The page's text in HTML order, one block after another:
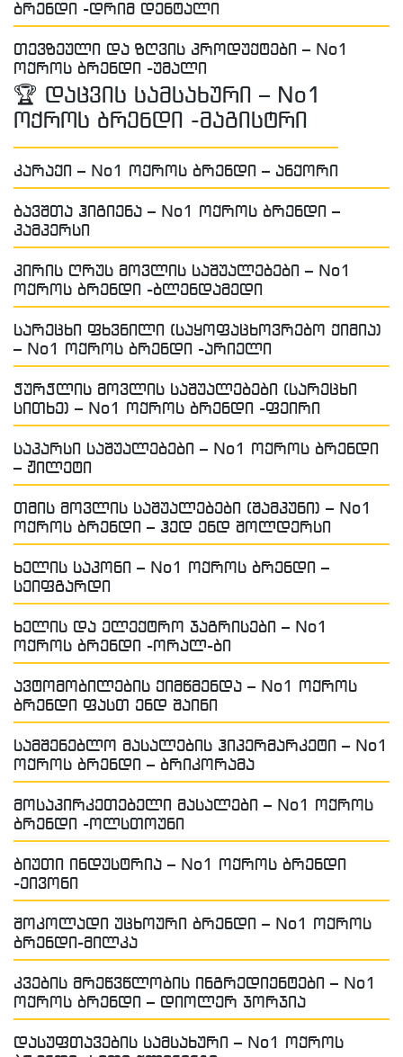
ბრენდი -დრიმ დენტალი
თევზეული და ზღვის პროდუქტები – No1
ოქროს ბრენდი -უმალი
🏆 დაცვის სამსახური – No1
ოქროს ბრენდი -მაგისტრი
კარაქი – No1 ოქროს ბრენდი – ანქორი
ბავშთა ჰიგიენა – No1 ოქროს ბრენდი –
პამპერსი
პირის ღრუს მოვლის საშუალებები – No1
ოქროს ბრენდი -ბლენდამედი
სარეცხი ფხვნილი (საყოფაცხოვრებო ქიმია)
– No1 ოქროს ბრენდი -არიელი
ჭურჭლის მოვლის საშუალებები (სარეცხი
სითხე) – No1 ოქროს ბრენდი -ფეირი
საპარსი საშუალებები – No1 ოქროს ბრენდი
– ჟილეტი
თმის მოვლის საშუალებები (შამპუნი) – No1
ოქროს ბრენდი – ჰედ ენდ შოლდერსი
ხელის საპონი – No1 ოქროს ბრენდი –
სეიფგარდი
ხელის და ელექტრო ჯაგრისები – No1
ოქროს ბრენდი -ორალ-ბი
ავტომობილების ქიმწმენდა – No1 ოქროს
ბრენდი ფასთ ენდ შაინი
სამშენებლო მასალების ჰიპერმარკეტი – No1
ოქროს ბრენდი – ბრიკორამა
მოსაპირკეთებელი მასალები – No1 ოქროს
ბრენდი -ოლსთოუნი
ბიუთი ინდუსტრია – No1 ოქროს ბრენდი
-ეივონი
შოკოლადი უცხოური ბრენდი – No1 ოქროს
ბრენდი-მილკა
კვების მრეწვწლობის ინგრედიენტები – No1
ოქროს ბრენდი – დიოლერ ჯორჯია
დასუფთავების სამსახური – No1 ოქროს